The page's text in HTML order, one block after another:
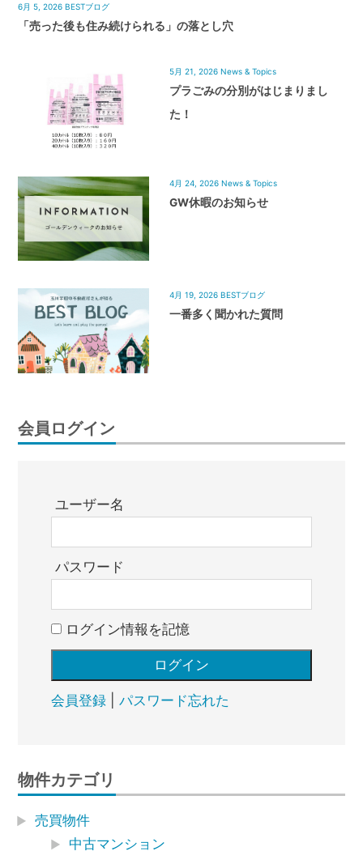
6月 5, 2026 BESTブログ
「売った後も住み続けられる」の落とし穴
5月 21, 2026 News & Topics
プラごみの分別がはじまりまし
た！
4月 24, 2026 News & Topics
GW休暇のお知らせ
4月 19, 2026 BESTブログ
一番多く聞かれた質問
会員ログイン
ユーザー名
パスワード
ログイン情報を記憶
会員登録| パスワード忘れた
物件カテゴリ
売買物件
中古マンション